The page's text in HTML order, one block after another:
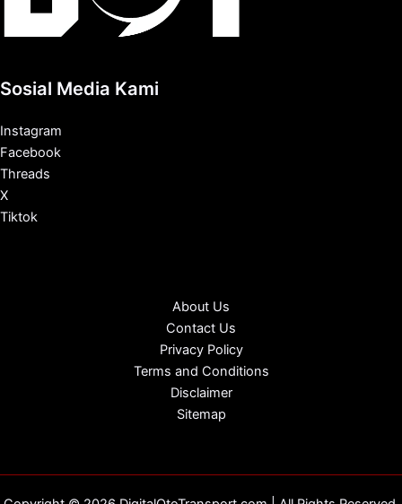
Sosial Media Kami
Instagram
Facebook
Threads
X
Tiktok
About Us
Contact Us
Privacy Policy
Terms and Conditions
Disclaimer
Sitemap